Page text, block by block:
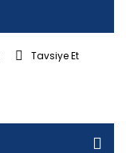
Tavsiye Et